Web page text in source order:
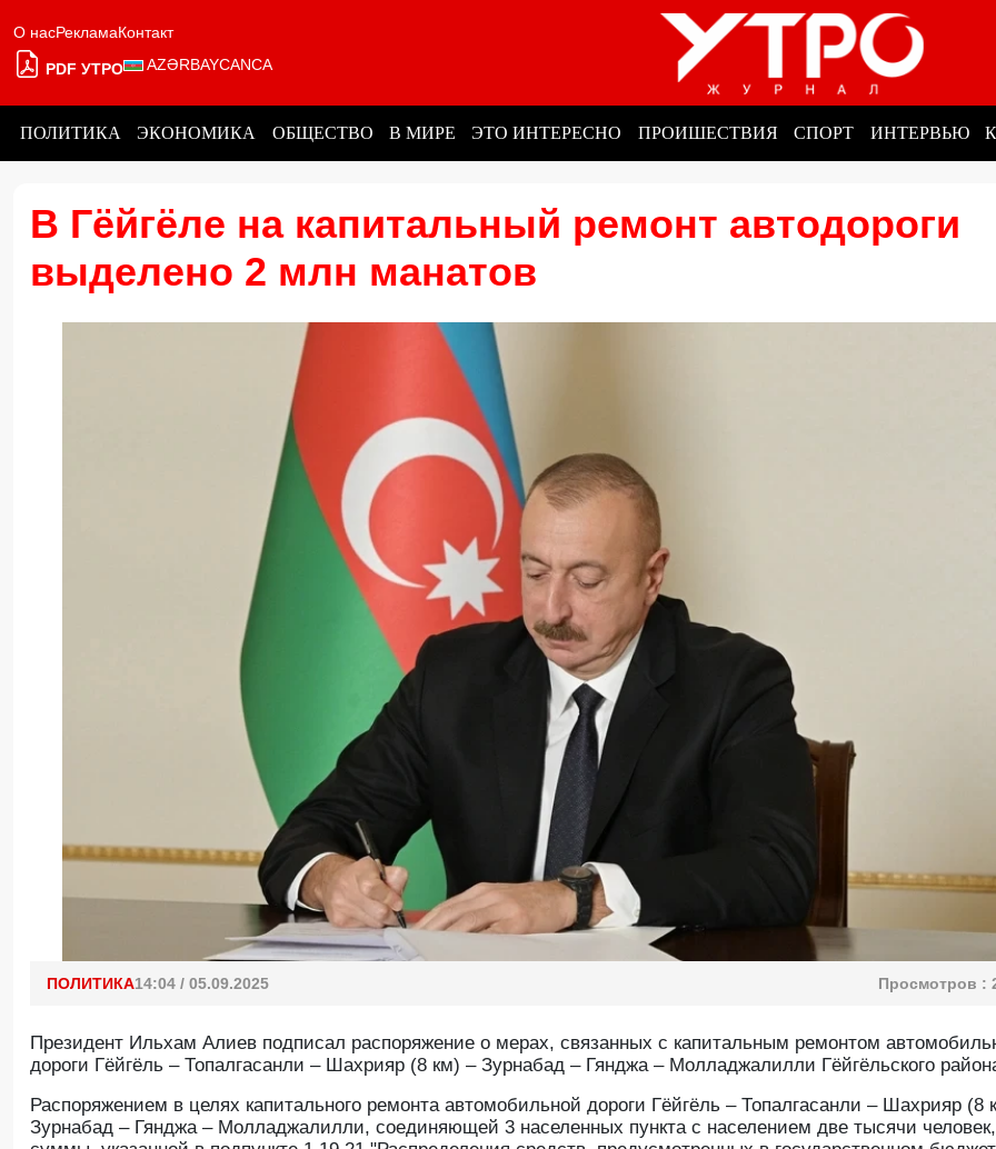
О насРекламаКонтакт
PDF УТРО AZƏRBAYCANCA
ПОЛИТИКА ЭКОНОМИКА ОБЩЕСТВО В МИРЕ ЭТО ИНТЕРЕСНО ПРОИШЕСТВИЯ СПОРТ ИНТЕРВЬЮ
В Гёйгёле на капитальный ремонт автодороги
выделено 2 млн манатов
ПОЛИТИКА14:04 / 05.09.2025 Просмотров :
Президент Ильхам Алиев подписал распоряжение о мерах, связанных с капитальным ремонтом
дороги Гёйгёль – Топалгасанли – Шахрияр (8 км) – Зурнабад – Гянджа – Молладжалилли Гёйгёльского
Распоряжением в целях капитального ремонта автомобильной дороги Гёйгёль – Топалгасанли – Шахрияр (8
Зурнабад – Гянджа – Молладжалилли, соединяющей 3 населенных пункта с населением две тысячи